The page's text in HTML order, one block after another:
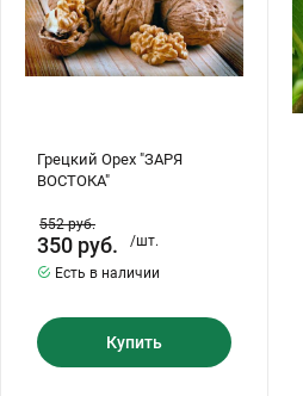
Грецкий Орех "ЗАРЯ
ВОСТОКА"
552руб.
350 руб.
/шт.
Есть в наличии
Купить